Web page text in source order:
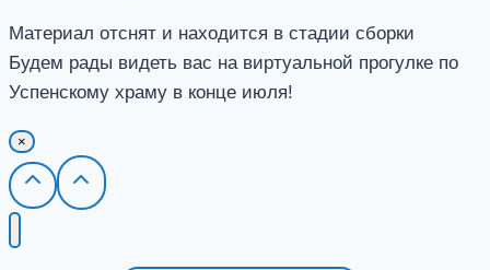
Материал отснят и находится в стадии сборки
Будем рады видеть вас на виртуальной прогулке по
Успенскому храму в конце июля!
×